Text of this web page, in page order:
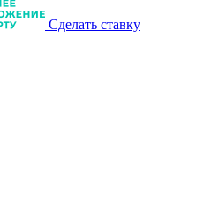
Сделать ставку